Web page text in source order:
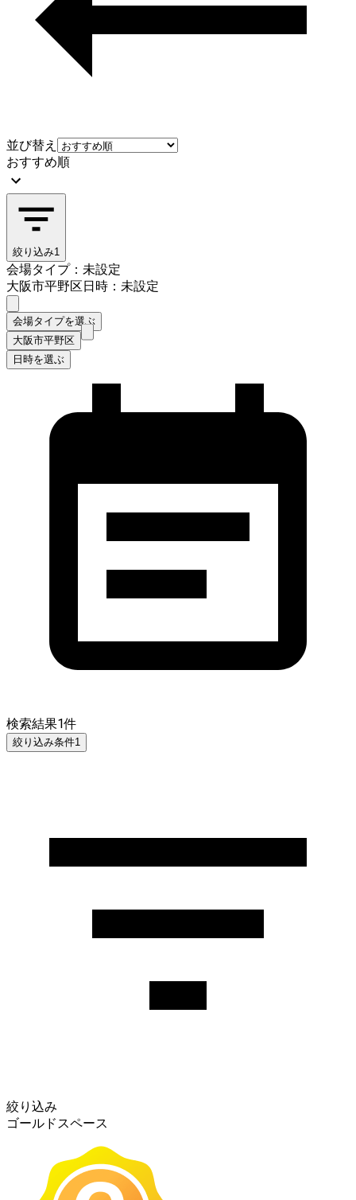
並び替え
おすすめ順
絞り込み1
会場タイプ：未設定
大阪市平野区日時：未設定
会場タイプを選ぶ
大阪市平野区
日時を選ぶ
検索結果1件
絞り込み条件1
絞り込み
ゴールドスペース